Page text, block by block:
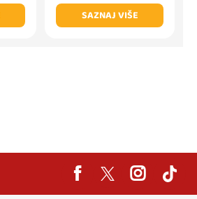
SAZNAJ VIŠE